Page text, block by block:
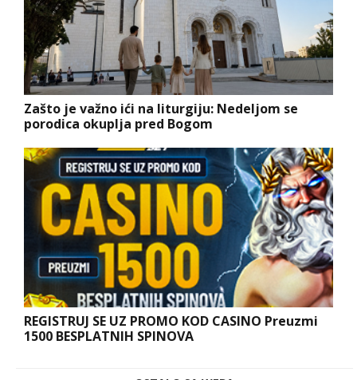
Zašto je važno ići na liturgiju: Nedeljom se
porodica okuplja pred Bogom
REGISTRUJ SE UZ PROMO KOD CASINO Preuzmi
1500 BESPLATNIH SPINOVA